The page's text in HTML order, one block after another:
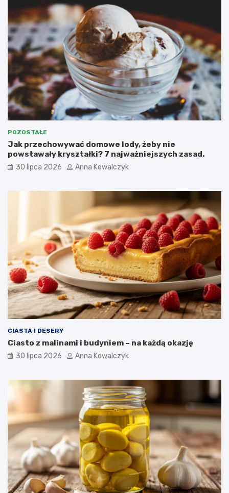
POZOSTAŁE
Jak przechowywać domowe lody, żeby nie
powstawały kryształki? 7 najważniejszych zasad.
30 lipca 2026 Anna Kowalczyk
CIASTA I DESERY
Ciasto z malinami i budyniem – na każdą okazję
30 lipca 2026 Anna Kowalczyk